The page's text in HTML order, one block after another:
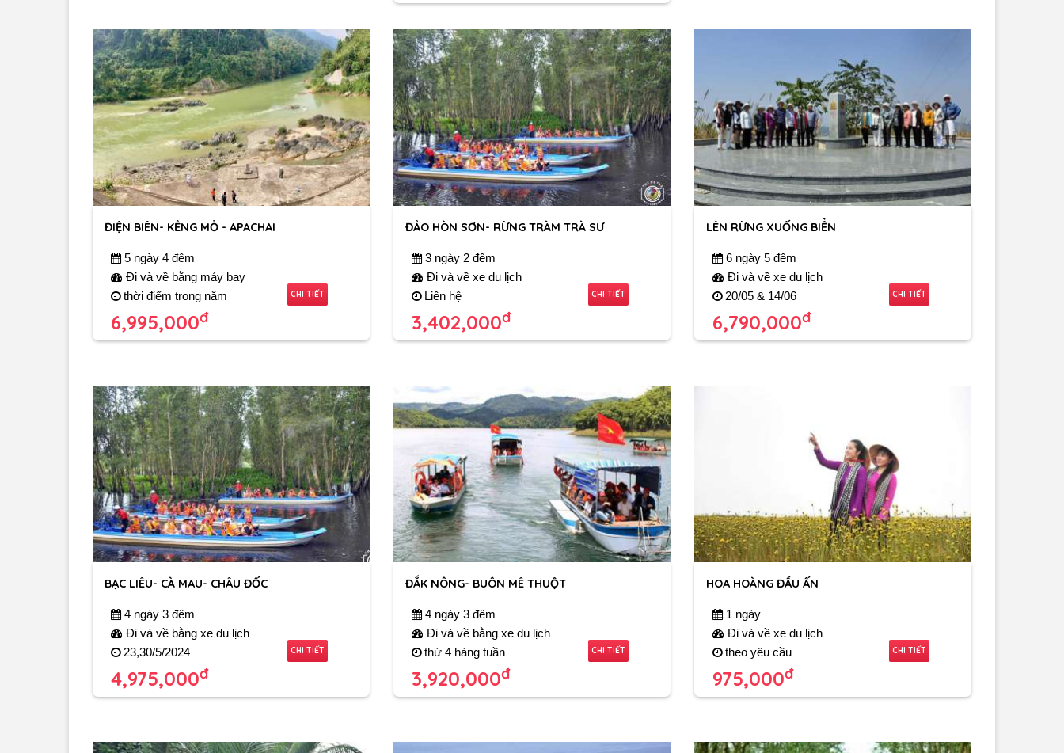
ĐIỆN BIÊN- KẺNG MỎ - APACHAI
5 ngày 4 đêm
Đi và về bằng máy bay
thời điểm trong năm
6,995,000đ
CHI TIẾT
ĐẢO HÒN SƠN- RỪNG TRÀM TRÀ SƯ
3 ngày 2 đêm
Đi và về xe du lịch
Liên hệ
3,402,000đ
CHI TIẾT
LÊN RỪNG XUỐNG BIỂN
6 ngày 5 đêm
Đi và về xe du lịch
20/05 & 14/06
6,790,000đ
CHI TIẾT
BẠC LIÊU- CÀ MAU- CHÂU ĐỐC
4 ngày 3 đêm
Đi và về bằng xe du lịch
23,30/5/2024
4,975,000đ
CHI TIẾT
ĐẮK NÔNG- BUÔN MÊ THUỘT
4 ngày 3 đêm
Đi và về bằng xe du lịch
thứ 4 hàng tuần
3,920,000đ
CHI TIẾT
HOA HOÀNG ĐẦU ẤN
1 ngày
Đi và về xe du lịch
theo yêu cầu
975,000đ
CHI TIẾT